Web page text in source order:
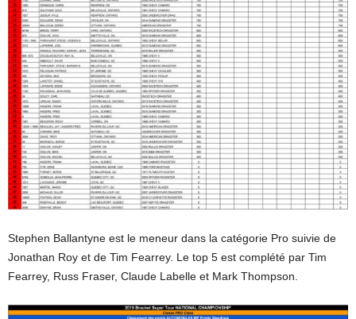
Stephen Ballantyne est le meneur dans la catégorie Pro suivie de
Jonathan Roy et de Tim Fearrey. Le top 5 est complété par Tim
Fearrey, Russ Fraser, Claude Labelle et Mark Thompson.